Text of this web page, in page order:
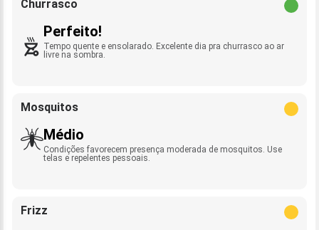
Churrasco
Perfeito!
Tempo quente e ensolarado. Excelente dia pra churrasco ao ar
livre na sombra.
Mosquitos
Médio
Condições favorecem presença moderada de mosquitos. Use
telas e repelentes pessoais.
Frizz